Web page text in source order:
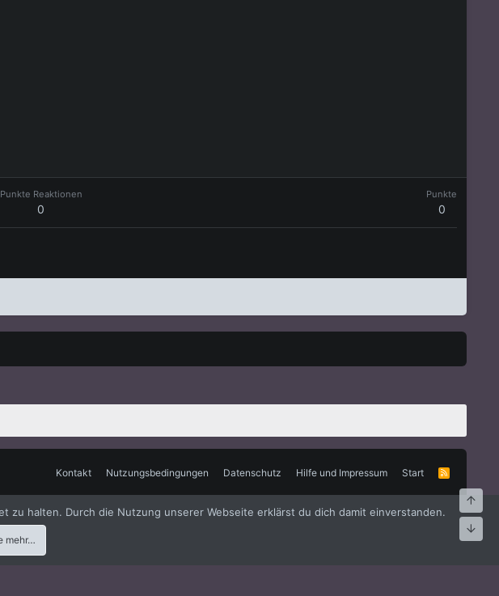
Punkte Reaktionen
0
Punkte
0
Kontakt Nutzungsbedingungen Datenschutz Hilfe und Impressum Start
R
zu halten. Durch die Nutzung unserer Webseite erklärst du dich damit einverstanden.
mehr…
Oben